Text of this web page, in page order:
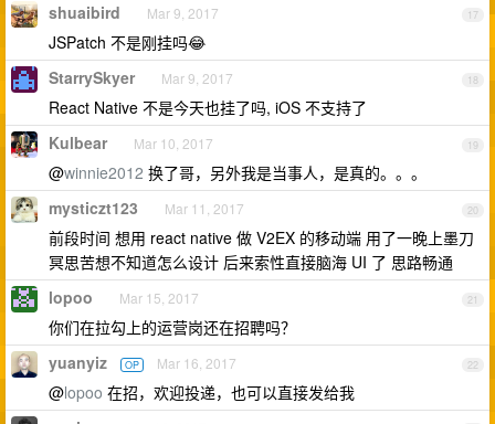
17
shuaibird Mar 9, 2017
JSPatch 不是刚挂吗😂
18
StarrySkyer Mar 9, 2017
React Native 不是今天也挂了吗, iOS 不支持了
19
Kulbear Mar 10, 2017
@winnie2012 换了哥，另外我是当事人，是真的。。。
20
mysticzt123 Mar 11, 2017
前段时间 想用 react native 做 V2EX 的移动端 用了一晚上墨刀
冥思苦想不知道怎么设计 后来索性直接脑海 UI 了 思路畅通
21
lopoo Mar 15, 2017
你们在拉勾上的运营岗还在招聘吗？
22
yuanyiz OP Mar 16, 2017
@lopoo 在招，欢迎投递，也可以直接发给我